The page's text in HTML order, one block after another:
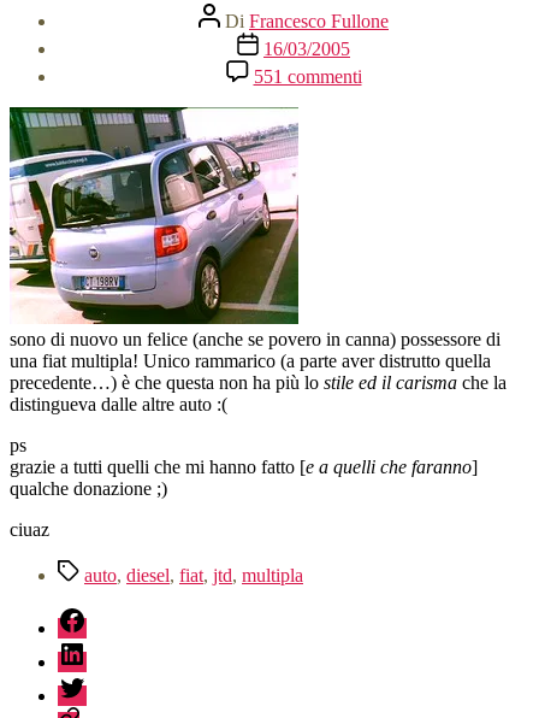
Autore
articolo
Di Francesco Fullone
Data
dell'articolo
16/03/2005
551 commentisu
la
sono di nuovo un felice (anche se povero in canna) possessore di
una fiat multipla! Unico rammarico (a parte aver distrutto quella
precedente…) è che questa non ha più lo stile ed il carisma che la
distingueva dalle altre auto :(
ps
grazie a tutti quelli che mi hanno fatto [e a quelli che faranno]
qualche donazione ;)
ciuaz
Tag auto, diesel, fiat, jtd, multipla
fb
linkedin
twitter